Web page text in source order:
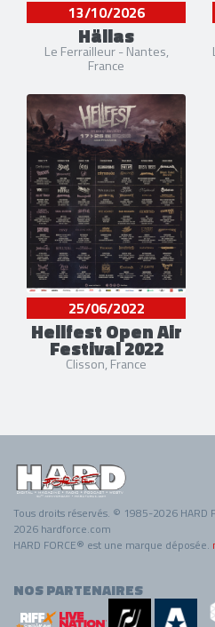
13/10/2026
Hällas
Le Ferrailleur - Nantes,
France
25/06/2022
Hellfest Open Air
Festival 2022
Clisson, France
Tous droits réservés. © 1985-2026
2026 hardforce.com
HARD FORCE® est une marque déposée.
NOS PARTENAIRES